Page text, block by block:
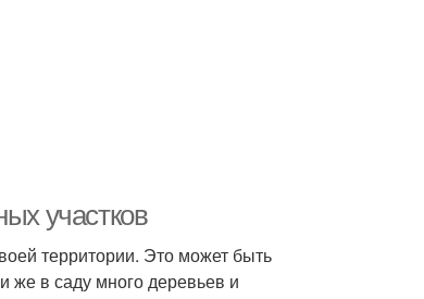
участков
территории. Это может быть
же в саду много деревьев и